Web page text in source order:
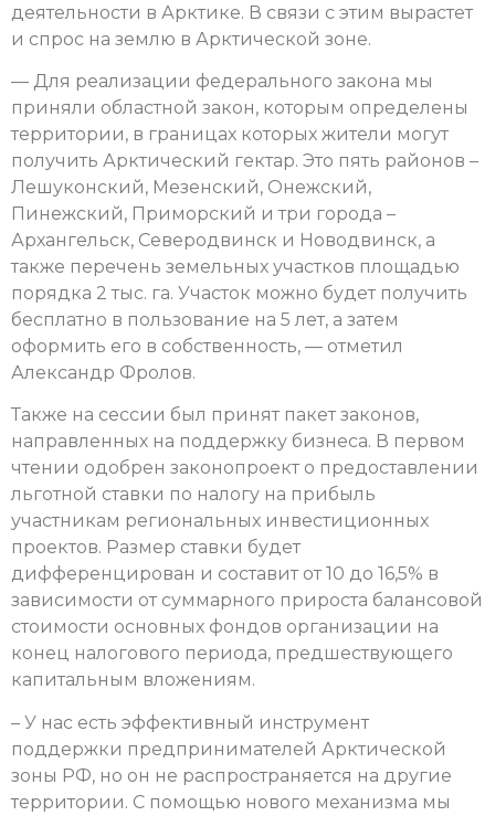
деятельности в Арктике. В связи с этим вырастет
и спрос на землю в Арктической зоне.
— Для реализации федерального закона мы
приняли областной закон, которым определены
территории, в границах которых жители могут
получить Арктический гектар. Это пять районов –
Лешуконский, Мезенский, Онежский,
Пинежский, Приморский и три города –
Архангельск, Северодвинск и Новодвинск, а
также перечень земельных участков площадью
порядка 2 тыс. га. Участок можно будет получить
бесплатно в пользование на 5 лет, а затем
оформить его в собственность, — отметил
Александр Фролов.
Также на сессии был принят пакет законов,
направленных на поддержку бизнеса. В первом
чтении одобрен законопроект о предоставлении
льготной ставки по налогу на прибыль
участникам региональных инвестиционных
проектов. Размер ставки будет
дифференцирован и составит от 10 до 16,5% в
зависимости от суммарного прироста балансовой
стоимости основных фондов организации на
конец налогового периода, предшествующего
капитальным вложениям.
– У нас есть эффективный инструмент
поддержки предпринимателей Арктической
зоны РФ, но он не распространяется на другие
территории. С помощью нового механизма мы